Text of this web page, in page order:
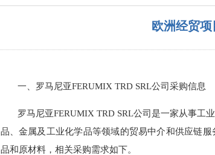
欧洲经贸
一、罗马尼亚FERUMIX TRD SRL公司采购信息
罗马尼亚FERUMIX TRD SRL公司是一家从事工
品、金属及工业化学品等领域的贸易中介和供应链
品和原材料，相关采购需求如下。